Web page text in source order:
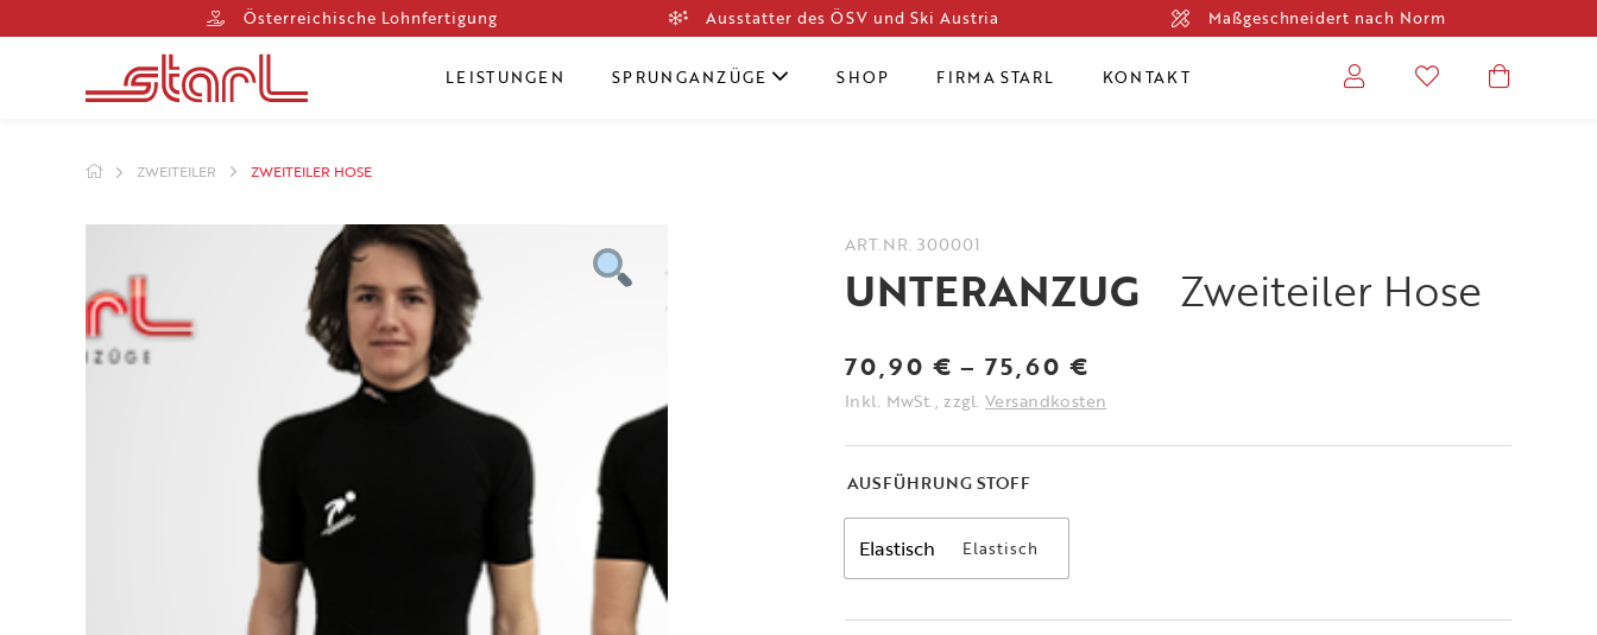
Österreichische Lohnfertigung Ausstatter des ÖSV und Ski Austria Maßgeschneidert nach Norm
LEISTUNGEN SPRUNGANZÜGE SHOP FIRMA STARL KONTAKT
ZWEITEILER ZWEITEILER HOSE
ART.NR. 300001
UNTERANZUG Zweiteiler Hose
70,90 € – 75,60 €
70,90 €
bis
75,60 €
Inkl. MwSt., zzgl. Versandkosten
AUSFÜHRUNG STOFF
Elastisch